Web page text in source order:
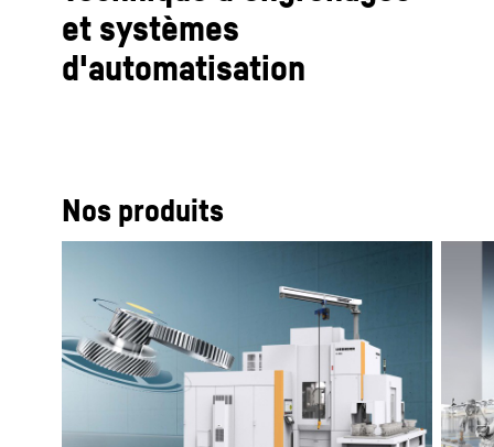
et systèmes
d'automatisation
Nos produits